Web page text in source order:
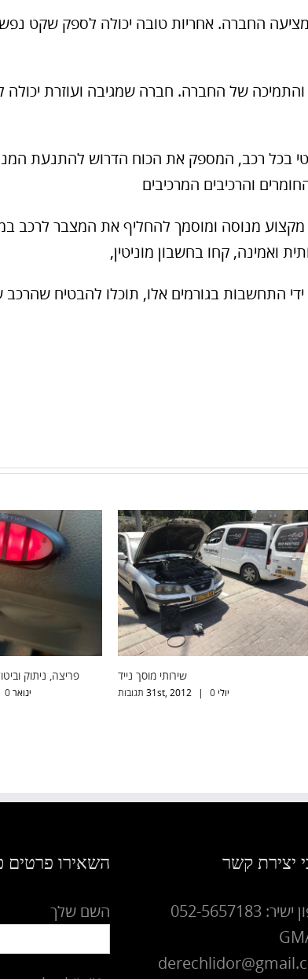
החברה. אחריות טובה יכולה לספק שקט נפשי
של החברה. חברה שמגיבה ועוזרת
בכל רכב, המספק את הכוח הדרוש להתנעת
והרכיבים המרכיבים
מקצוע מנוסה ומוסמך להחליף את המצבר לרכב
ואמינה, קחו בחשבון מוניטין,
ידי התחשבות בגורמים אלו, תוכלו להבטיח
יולי 31st, 20120 תגובות
חילוץ רכב תקוע
יולי 31st, 2012 | 0 תגובות
יצירת קשר
052-5657183
השאירו פרטים
השם שלך